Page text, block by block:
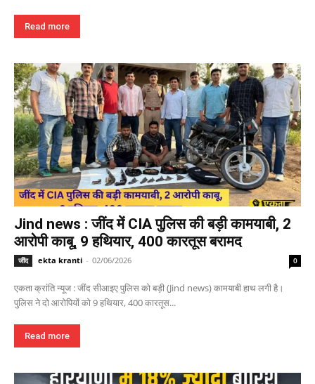
Read more
Jind news : जींद में CIA पुलिस की बड़ी कामयाबी, 2
आरोपी काबू, 9 हथियार, 400 कारतूस बरामद
जींद ekta kranti - 02/06/2026 0
एकता क्रांति न्यूज : जींद सीआइए पुलिस को बड़ी (Jind news) कामयाबी हाथ लगी है।
पुलिस ने दो आरोपियों को 9 हथियार, 400 कारतूस...
Read more